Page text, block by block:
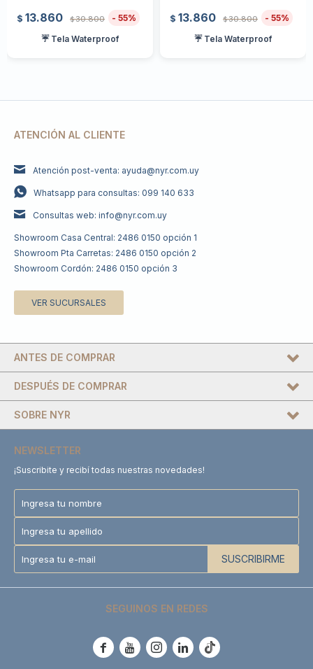
$ 13.860 $30.800
55
☔ Tela Waterproof
$ 13.860 $30.800
55
☔ Tela Waterproof
ATENCIÓN AL CLIENTE
Atención post-venta: ayuda@nyr.com.uy
Whatsapp para consultas: 099 140 633
Consultas web: info@nyr.com.uy
Showroom Casa Central: 2486 0150 opción 1
Showroom Pta Carretas: 2486 0150 opción 2
Showroom Cordón: 2486 0150 opción 3
VER SUCURSALES
DESPUÉS DE COMPRAR
SOBRE NYR
ANTES DE COMPRAR
NEWSLETTER
¡Suscribite y recibí todas nuestras novedades!
SUSCRIBIRME
SEGUINOS EN REDES
    